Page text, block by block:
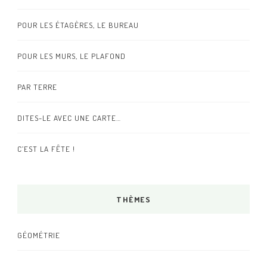
POUR LES ÉTAGÈRES, LE BUREAU
POUR LES MURS, LE PLAFOND
PAR TERRE
DITES-LE AVEC UNE CARTE…
C’EST LA FÊTE !
THÈMES
GÉOMÉTRIE